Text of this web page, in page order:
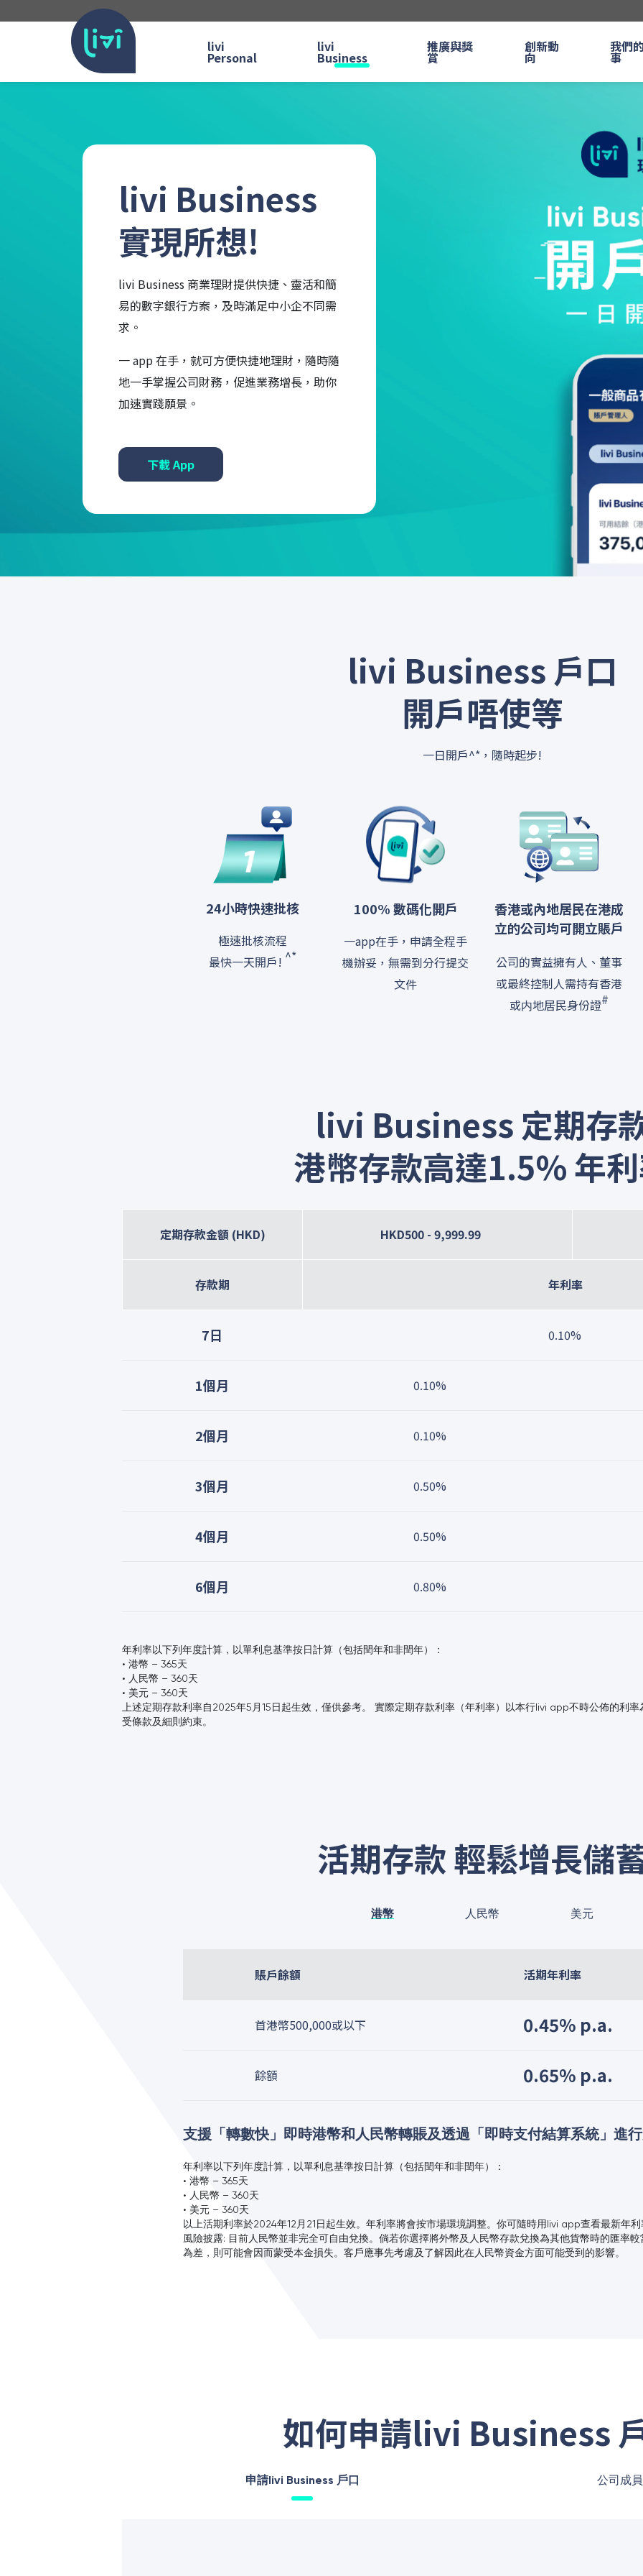
livi
Personal
livi
Business
推廣與獎
賞
創新動
向
我們
事
livi Business
實現所想!
livi Business 商業理財提供快捷、靈活和簡
易的數字銀行方案，及時滿足中小企不同需
求。
一 app 在手，就可方便快捷地理財，隨時隨
地一手掌握公司財務，促進業務增長，助你
加速實踐願景。
下載 App
livi Business 戶口
開戶唔使等
一日開戶^*，隨時起步!
24小時快速批核
極速批核流程
最快一天開戶! ^*
100% 數碼化開戶
一app在手，申請全程手
機辦妥，無需到分行提交
文件
香港或內地居民在港成
立的公司均可開立賬戶
公司的實益擁有人、董事
或最終控制人需持有香港
或内地居民身份證#
livi Business 定期存
港幣存款高達1.5% 年
定期存款金額 (HKD) HKD500 - 9,999.99
存款期 年利率
7日 0.10%
1個月 0.10%
2個月 0.10%
3個月 0.50%
4個月 0.50%
6個月 0.80%
年利率以下列年度計算，以單利息基準按日計算（包括閏年和非閏年）：
• 港幣 – 365天
• 人民幣 – 360天
• 美元 – 360天
上述定期存款利率自2025年5月15日起生效，僅供參考。 實際定期存款利率（年利率）以本行livi app不時公佈的利率
受條款及細則約束。
活期存款 輕鬆增長儲
港幣 人民幣 美元
賬戶餘額 活期年利率
首港幣500,000或以下 0.45% p.a.
餘額 0.65% p.a.
支援「轉數快」即時港幣和人民幣轉賬及透過「即時支付結算系統」進
年利率以下列年度計算，以單利息基準按日計算（包括閏年和非閏年）：
• 港幣 – 365天
• 人民幣 – 360天
• 美元 – 360天
以上活期利率於2024年12月21日起生效。年利率將會按市場環境調整。你可隨時用livi app查看最新年利
風險披露: 目前人民幣並非完全可自由兌換。倘若你選擇將外幣及人民幣存款兌換為其他貨幣時的匯率
為差，則可能會因而蒙受本金損失。客戶應事先考慮及了解因此在人民幣資金方面可能受到的影響。
如何申請livi Business
申請livi Business 戶口 公司成